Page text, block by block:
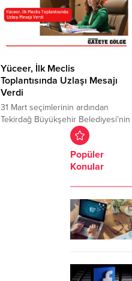
gizleyecek. Zorbalık içeren
yorumlar Instagram’ın yapay zekalı
teknolojileri ile yakalanarak tespit
Yüceer, İlk Meclis
Toplantısında Uzlaşı Mesajı
Verdi
31 Mart seçimlerinin ardından
Tekirdağ Büyükşehir Belediyesi’nin
ilk meclis toplantısı Candan
Yüceer’in başkanlığında
gerçekleşti. Yüceer,
ötekileştirmeden ayrım yapılmayan
duruşunda bulunulması ve İstiklal
Marşı’nın okunması ile başlayan
meclis toplantısında konuşan
Tekirdağ Büyükşehir Belediye
mesajı ile toplantıya başladı.
Meclisteki belediye...
Popüler
Konular